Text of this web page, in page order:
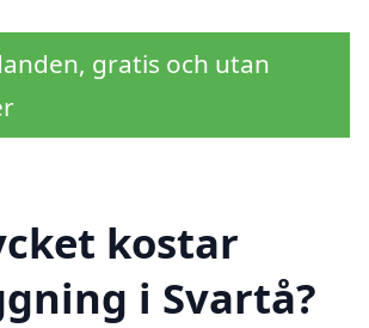
gratis och utan
kostar
i Svartå?